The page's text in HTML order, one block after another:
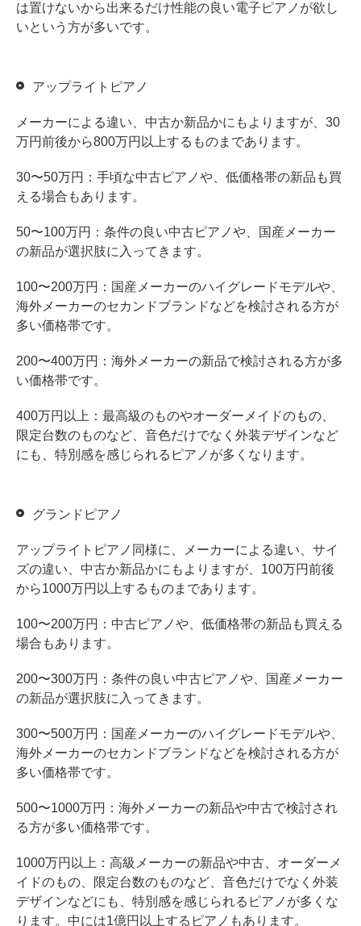
は置けないから出来るだけ性能の良い電子ピアノが欲し
いという方が多いです。
アップライトピアノ
メーカーによる違い、中古か新品かにもよりますが、30
万円前後から800万円以上するものまであります。
30〜50万円：手頃な中古ピアノや、低価格帯の新品も買
える場合もあります。
50〜100万円：条件の良い中古ピアノや、国産メーカー
の新品が選択肢に入ってきます。
100〜200万円：国産メーカーのハイグレードモデルや、
海外メーカーのセカンドブランドなどを検討される方が
多い価格帯です。
200〜400万円：海外メーカーの新品で検討される方が多
い価格帯です。
400万円以上：最高級のものやオーダーメイドのもの、
限定台数のものなど、音色だけでなく外装デザインなど
にも、特別感を感じられるピアノが多くなります。
グランドピアノ
アップライトピアノ同様に、メーカーによる違い、サイ
ズの違い、中古か新品かにもよりますが、100万円前後
から1000万円以上するものまであります。
100〜200万円：中古ピアノや、低価格帯の新品も買える
場合もあります。
200〜300万円：条件の良い中古ピアノや、国産メーカー
の新品が選択肢に入ってきます。
300〜500万円：国産メーカーのハイグレードモデルや、
海外メーカーのセカンドブランドなどを検討される方が
多い価格帯です。
500〜1000万円：海外メーカーの新品や中古で検討され
る方が多い価格帯です。
1000万円以上：高級メーカーの新品や中古、オーダーメ
イドのもの、限定台数のものなど、音色だけでなく外装
デザインなどにも、特別感を感じられるピアノが多くな
ります。中には1億円以上するピアノもあります。